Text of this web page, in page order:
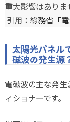
重大影響はありま
引用： 総務省「
太陽光パネル
磁波の発生源
電磁波の主な発
ィショナーです。